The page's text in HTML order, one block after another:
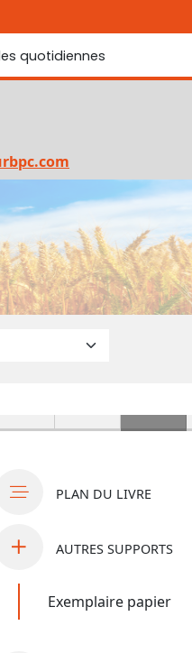
quotidiennes
PLAN DU LIVRE
AUTRES SUPPORTS
Exemplaire papier